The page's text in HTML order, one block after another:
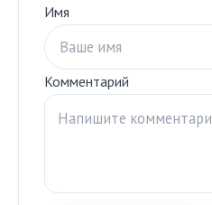
Имя
Комментарий